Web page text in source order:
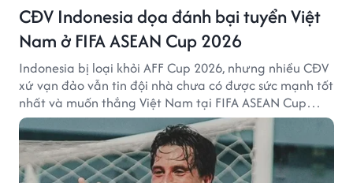
CĐV Indonesia dọa đánh bại tuyển Việt
Nam ở FIFA ASEAN Cup 2026
Indonesia bị loại khỏi AFF Cup 2026, nhưng nhiều CĐV
xứ vạn đảo vẫn tin đội nhà chưa có được sức mạnh tốt
nhất và muốn thắng Việt Nam tại FIFA ASEAN Cup
2026.